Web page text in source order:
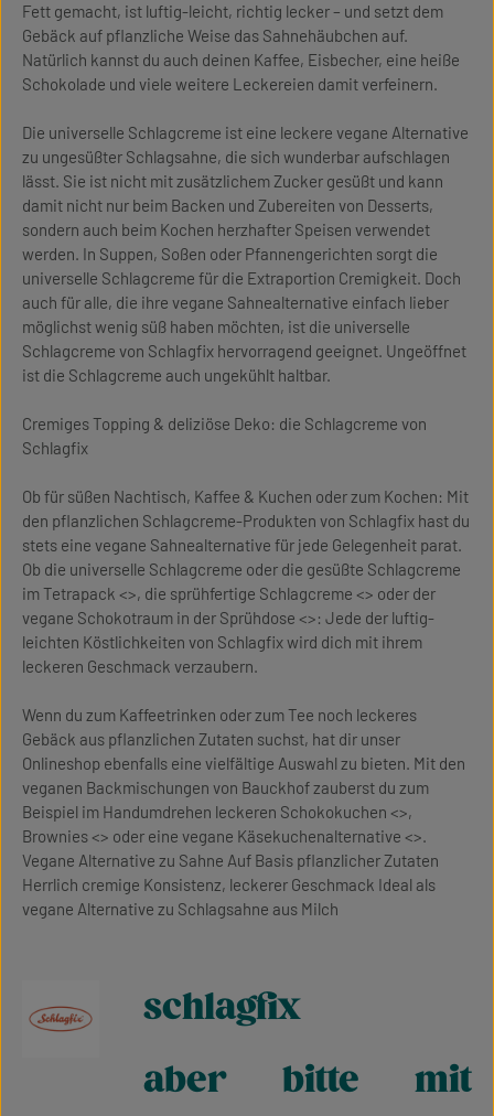
Fett gemacht, ist luftig-leicht, richtig lecker – und setzt dem
Gebäck auf pflanzliche Weise das Sahnehäubchen auf.
Natürlich kannst du auch deinen Kaffee, Eisbecher, eine heiße
Schokolade und viele weitere Leckereien damit verfeinern.
Die universelle Schlagcreme ist eine leckere vegane Alternative
zu ungesüßter Schlagsahne, die sich wunderbar aufschlagen
lässt. Sie ist nicht mit zusätzlichem Zucker gesüßt und kann
damit nicht nur beim Backen und Zubereiten von Desserts,
sondern auch beim Kochen herzhafter Speisen verwendet
werden. In Suppen, Soßen oder Pfannengerichten sorgt die
universelle Schlagcreme für die Extraportion Cremigkeit. Doch
auch für alle, die ihre vegane Sahnealternative einfach lieber
möglichst wenig süß haben möchten, ist die universelle
Schlagcreme von Schlagfix hervorragend geeignet. Ungeöffnet
ist die Schlagcreme auch ungekühlt haltbar.
Cremiges Topping & deliziöse Deko: die Schlagcreme von
Schlagfix
Ob für süßen Nachtisch, Kaffee & Kuchen oder zum Kochen: Mit
den pflanzlichen Schlagcreme-Produkten von Schlagfix hast du
stets eine vegane Sahnealternative für jede Gelegenheit parat.
Ob die universelle Schlagcreme oder die gesüßte Schlagcreme
im Tetrapack <>, die sprühfertige Schlagcreme <> oder der
vegane Schokotraum in der Sprühdose <>: Jede der luftig-
leichten Köstlichkeiten von Schlagfix wird dich mit ihrem
leckeren Geschmack verzaubern.
Wenn du zum Kaffeetrinken oder zum Tee noch leckeres
Gebäck aus pflanzlichen Zutaten suchst, hat dir unser
Onlineshop ebenfalls eine vielfältige Auswahl zu bieten. Mit den
veganen Backmischungen von Bauckhof zauberst du zum
Beispiel im Handumdrehen leckeren Schokokuchen <>,
Brownies <> oder eine vegane Käsekuchenalternative <>.
Vegane Alternative zu Sahne Auf Basis pflanzlicher Zutaten
Herrlich cremige Konsistenz, leckerer Geschmack Ideal als
vegane Alternative zu Schlagsahne aus Milch
schlagfix
aber bitte mit